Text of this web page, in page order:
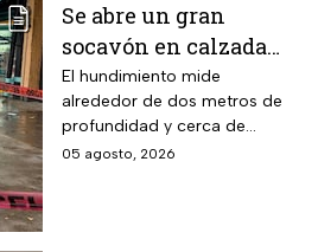
Se abre un gran
socavón en calzada
Taxqueña tras paso de
Trolebús
El hundimiento mide
alrededor de dos metros de
profundidad y cerca de
cuatro metros de diámetro.
05 agosto, 2026